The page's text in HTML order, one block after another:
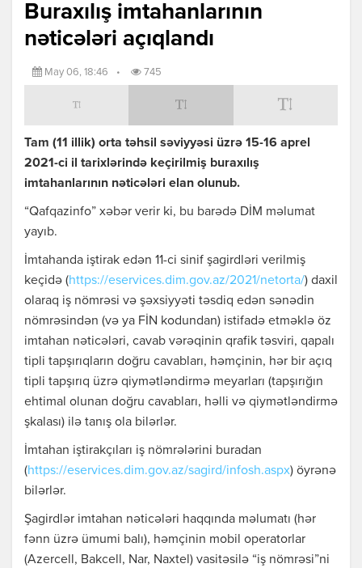
Buraxılış imtahanlarının
nəticələri açıqlandı
May 06, 18:46 • 745
Tam (11 illik) orta təhsil səviyyəsi üzrə 15-16 aprel
2021-ci il tarixlərində keçirilmiş buraxılış
imtahanlarının nəticələri elan olunub.
“Qafqazinfo” xəbər verir ki, bu barədə DİM məlumat
yayıb.
İmtahanda iştirak edən 11-ci sinif şagirdləri verilmiş
keçidə (https://eservices.dim.gov.az/2021/netorta/) daxil
olaraq iş nömrəsi və şəxsiyyəti təsdiq edən sənədin
nömrəsindən (və ya FİN kodundan) istifadə etməklə öz
imtahan nəticələri, cavab vərəqinin qrafik təsviri, qapalı
tipli tapşırıqların doğru cavabları, həmçinin, hər bir açıq
tipli tapşırıq üzrə qiymətləndirmə meyarları (tapşırığın
ehtimal olunan doğru cavabları, həlli və qiymətləndirmə
şkalası) ilə tanış ola bilərlər.
İmtahan iştirakçıları iş nömrələrini buradan
(https://eservices.dim.gov.az/sagird/infosh.aspx) öyrənə
bilərlər.
Şagirdlər imtahan nəticələri haqqında məlumatı (hər
fənn üzrə ümumi balı), həmçinin mobil operatorlar
(Azercell, Bakcell, Nar, Naxtel) vasitəsilə “iş nömrəsi”ni